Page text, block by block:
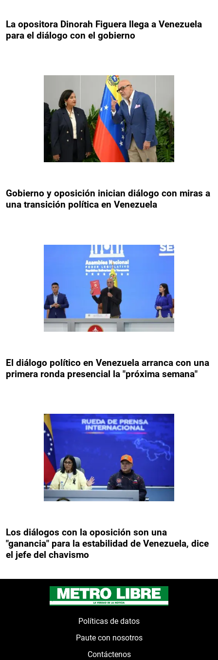
La opositora Dinorah Figuera llega a Venezuela
para el diálogo con el gobierno
Gobierno y oposición inician diálogo con miras a
una transición política en Venezuela
El diálogo político en Venezuela arranca con una
primera ronda presencial la "próxima semana"
Los diálogos con la oposición son una
"ganancia" para la estabilidad de Venezuela, dice
el jefe del chavismo
Políticas de datos
Paute con nosotros
Contáctenos